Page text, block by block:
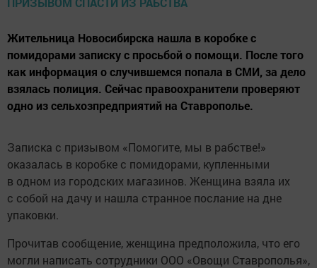
Жительница Новосибирска нашла в коробке с
помидорами записку с просьбой о помощи. После того
как информация о случившемся попала в СМИ, за дело
взялась полиция. Сейчас правоохранители проверяют
одно из сельхозпредприятий на Ставрополье.
Записка с призывом «Помогите, мы в рабстве!»
оказалась в коробке с помидорами, купленными
в одном из городских магазинов. Женщина взяла их
с собой на дачу и нашла странное послание на дне
упаковки.
Прочитав сообщение, женщина предположила, что его
могли написать сотрудники ООО «Овощи Ставрополья»,